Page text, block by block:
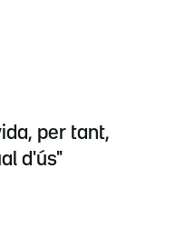
per tant,
d'ús"